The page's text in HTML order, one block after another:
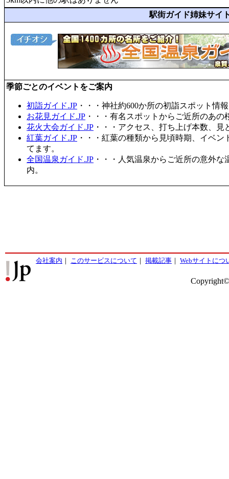
駅街ガイド姉妹サイ
季節ごとのイベントをご案内
初詣ガイド.JP ・・・神社約600か所の初詣スポット情
お花見ガイド.JP ・・・有名スポットからご近所のあ
花火大会ガイド.JP ・・・アクセス、打ち上げ本数、
紅葉ガイド.JP ・・・紅葉の種類から見頃時期、イベ
てます。
全国温泉ガイド.JP ・・・人気温泉からご近所の意外
内。
会社案内 ｜ このサービスについて ｜ 掲載記事 ｜ Webサイトにつ